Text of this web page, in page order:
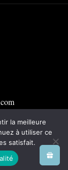
la meilleure
à utiliser ce
satisfait.